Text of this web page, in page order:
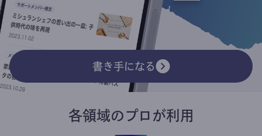
書き手になる
各領域のプロが利用